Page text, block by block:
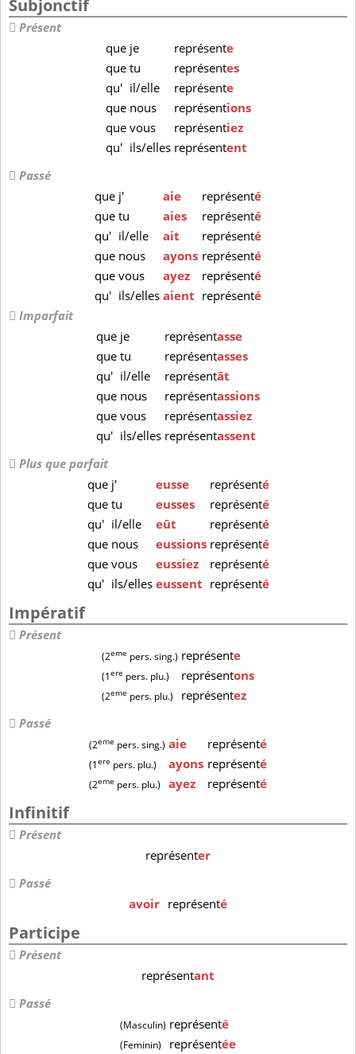
Subjonctif
Présent
que je représente
que tu représentes
qu' il/elle représente
que nous représentions
que vous représentiez
qu' ils/elles représentent
Passé
que j' aie représenté
quetu aies représenté
qu' il/elle ait représenté
que nous ayons représenté
quevous ayez représenté
qu' ils/ellesaient représenté
Imparfait
que je représentasse
quetu représentasses
qu' il/elle représentât
que nous représentassions
quevous représentassiez
qu' ils/elles représentassent
Plus que parfait
que j' eusse représenté
que tu eusses représenté
qu' il/elle eût représenté
que nous eussions représenté
que vous eussiez représenté
qu' ils/elles eussent représenté
Impératif
Présent
(2eme pers. sing.) représente
(1ere pers. plu.) représentons
(2eme pers. plu.) représentez
Passé
(2eme pers. sing.) aie représenté
(1ere pers. plu.) ayons représenté
(2eme pers. plu.) ayez représenté
Infinitif
Présent
représenter
Passé
avoir représenté
Participe
Présent
représentant
Passé
(Masculin) représenté
(Feminin) représentée